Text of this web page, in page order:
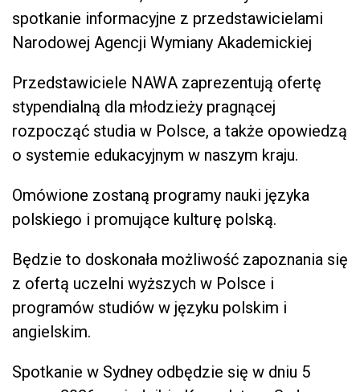
spotkanie informacyjne z przedstawicielami
Narodowej Agencji Wymiany Akademickiej
Przedstawiciele NAWA zaprezentują ofertę
stypendialną dla młodzieży pragnącej
rozpocząć studia w Polsce, a także opowiedzą
o systemie edukacyjnym w naszym kraju.
Omówione zostaną programy nauki języka
polskiego i promujące kulturę polską.
Będzie to doskonała możliwość zapoznania się
z ofertą uczelni wyższych w Polsce i
programów studiów w języku polskim i
angielskim.
Spotkanie w Sydney odbędzie się w dniu 5